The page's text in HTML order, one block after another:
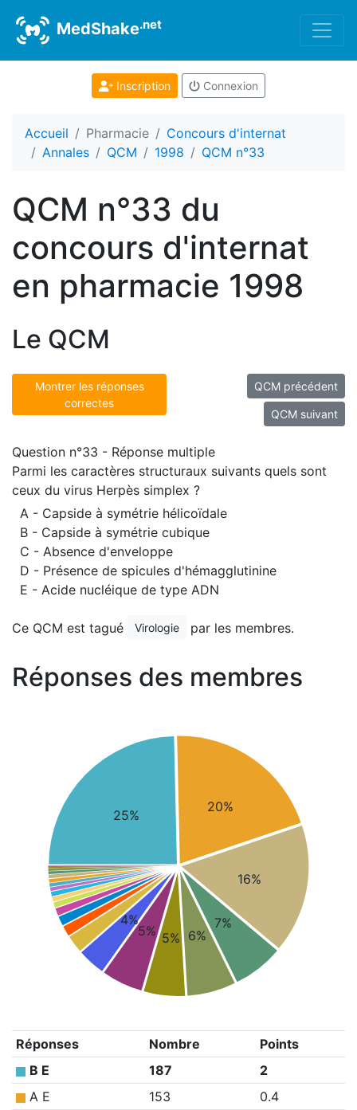
MedShake.net
Inscription Connexion
Accueil Pharmacie
Concours d'internat
Annales
QCM 1998 QCM n°33
QCM n°33 du
concours d'internat
en pharmacie 1998
Le QCM
Montrer les réponses
correctes
QCM précédent
QCM suivant
Question n°33 - Réponse multiple
Parmi les caractères structuraux suivants quels sont
ceux du virus Herpès simplex ?
A - Capside à symétrie hélicoïdale
B - Capside à symétrie cubique
C - Absence d'enveloppe
D - Présence de spicules d'hémagglutinine
E - Acide nucléique de type ADN
Ce QCM est tagué Virologie par les membres.
Réponses des membres
25%
20%
16%
7%
6%
5%
5%
4%
Réponses Nombre
Points
B E
187
2
A E
153
0.4